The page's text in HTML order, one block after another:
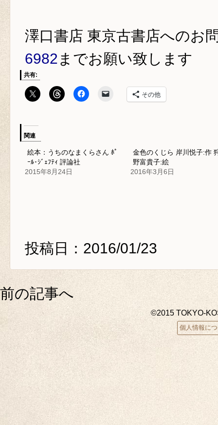
澤口書店 東京古書店へのお
6982 までお願い致します
共有:
その他
関連
絵本：うちのなまくらさん ﾎﾟ
ｰﾙ･ｼﾞｪﾌﾃｨ 評論社
2015年8月24日
金色のくじら 岸川悦子:作
野富貴子:絵
2016年3月6日
投稿日：2016/01/23
前の記事へ
©2015 TOKYO-
個人情報に